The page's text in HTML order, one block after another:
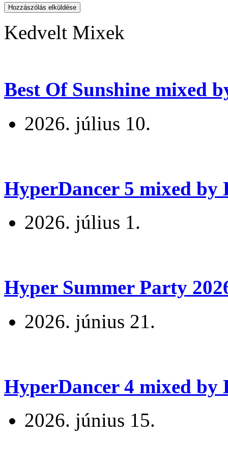
Hozzászólás elküldése
Kedvelt Mixek
Best Of Sunshine mixed
2026. július 10.
HyperDancer 5 mixed by
2026. július 1.
Hyper Summer Party
2026. június 21.
HyperDancer 4 mixed by
2026. június 15.